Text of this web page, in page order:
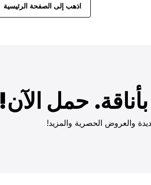
اذهب إلى الصفحة الرئيسية
حمل الآن!
والعروض الحصرية والمزيد!